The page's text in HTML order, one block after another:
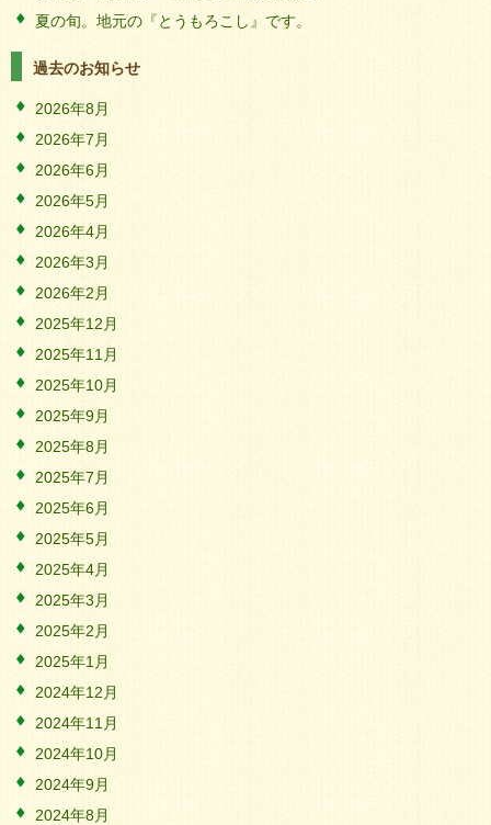
夏の旬。地元の『とうもろこし』です。
過去のお知らせ
2026年8月
2026年7月
2026年6月
2026年5月
2026年4月
2026年3月
2026年2月
2025年12月
2025年11月
2025年10月
2025年9月
2025年8月
2025年7月
2025年6月
2025年5月
2025年4月
2025年3月
2025年2月
2025年1月
2024年12月
2024年11月
2024年10月
2024年9月
2024年8月